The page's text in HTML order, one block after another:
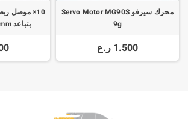
محرك سيرفو Servo Motor MG90S
9g
1.500 ر.ع
بتباعد 3.5mm - ثنائي وثلاثي